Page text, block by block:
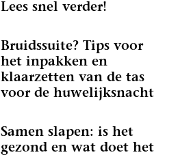
Lees snel verder!
Bruidssuite? Tips voor
het inpakken en
klaarzetten van de tas
voor de huwelijksnacht
Samen slapen: is het
gezond en wat doet het